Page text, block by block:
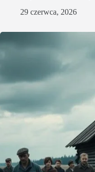
29 czerwca, 2026